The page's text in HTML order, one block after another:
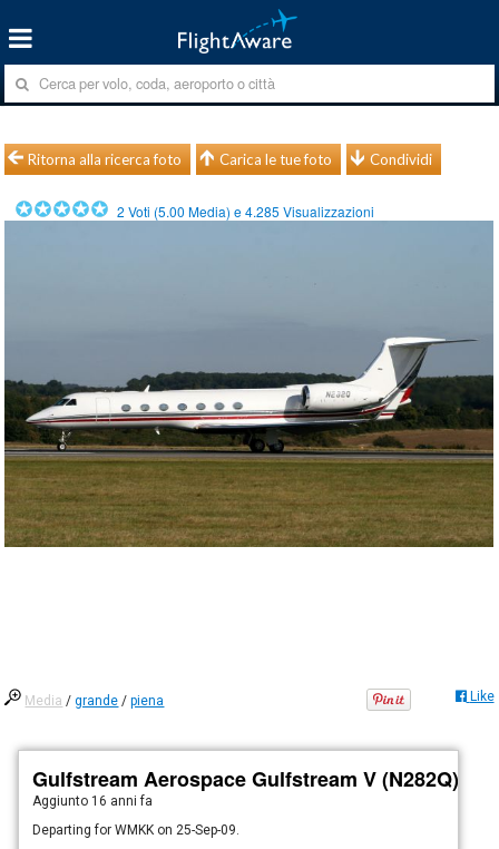
Ritorna alla ricerca foto Carica le tue foto Condividi
2 Voti (5.00 Media) e4.285 Visualizzazioni
Media /grande /piena Like
Gulfstream Aerospace Gulfstream V (N282Q)
Aggiunto 16 anni fa
Departing for WMKK on 25-Sep-09.